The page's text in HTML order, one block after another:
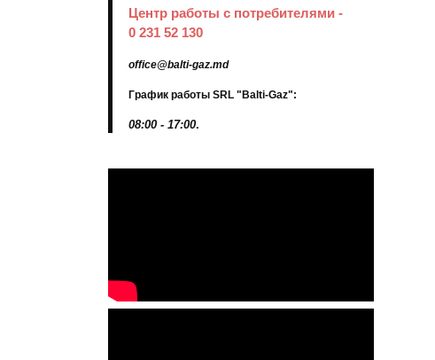
Центр работы с потребителями -
0 231 52 130
office@balti-gaz.md
График работы SRL "Balti-Gaz":
08:00 - 17:00.